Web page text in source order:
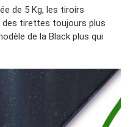
de 5 Kg, les tiroirs
des tirettes toujours plus
de la Black plus qui